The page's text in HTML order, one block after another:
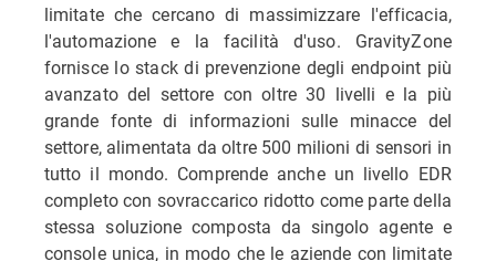
limitate che cercano di massimizzare l'efficacia,
l'automazione e la facilità d'uso. GravityZone
fornisce lo stack di prevenzione degli endpoint più
avanzato del settore con oltre 30 livelli e la più
grande fonte di informazioni sulle minacce del
settore, alimentata da oltre 500 milioni di sensori in
tutto il mondo. Comprende anche un livello EDR
completo con sovraccarico ridotto come parte della
stessa soluzione composta da singolo agente e
console unica, in modo che le aziende con limitate